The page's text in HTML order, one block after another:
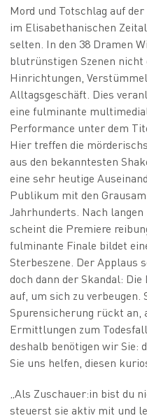
Mord und Totschlag auf
im Elisabethanischen
selten. In den 38 Dramen
blutrünstigen Szenen
Hinrichtungen,
Alltagsgeschäft. Dies
eine fulminante
Performance unter dem
Hier treffen die
aus den bekanntesten
eine sehr heutige
Publikum mit den
Jahrhunderts. Nach
scheint die Premiere
fulminante Finale bildet
Sterbeszene. Der Applaus
doch dann der Skandal:
auf, um sich zu
Spurensicherung rückt
Ermittlungen zum
deshalb benötigen wir Sie:
Sie uns helfen, diesen
„Als Zuschauer:in bist du
steuerst sie aktiv mit und